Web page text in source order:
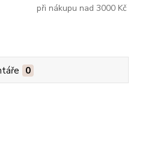
při nákupu nad 3000 Kč
0